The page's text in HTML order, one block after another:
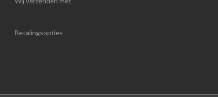
Betalingsopties